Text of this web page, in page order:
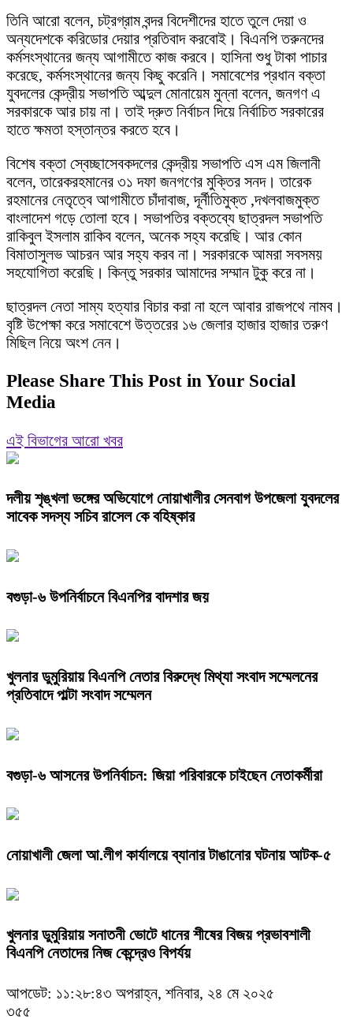
তিনি আরো বলেন, চট্রগ্রাম বন্দর বিদেশীদের হাতে তুলে দেয়া ও
অন্যদেশকে করিডোর দেয়ার প্রতিবাদ করবোই। বিএনপি তরুনদের
কর্মসংস্থানের জন্য আগামীতে কাজ করবে। হাসিনা শুধু টাকা পাচার
করেছে, কর্মসংস্থানের জন্য কিছু করেনি। সমাবেশের প্রধান বক্তা
যুবদলের কেন্দ্রীয় সভাপতি আব্দুল মোনায়েম মুন্না বলেন, জনগণ এ
সরকারকে আর চায় না। তাই দ্রুত নির্বাচন দিয়ে নির্বাচিত সরকারের
হাতে ক্ষমতা হস্তান্তর করতে হবে।
বিশেষ বক্তা স্বেচ্ছাসেবকদলের কেন্দ্রীয় সভাপতি এস এম জিলানী
বলেন, তারেকরহমানের ৩১ দফা জনগণের মুক্তির সনদ। তারেক
রহমানের নেতৃত্বে আগামীতে চাঁদাবাজ, দূর্নীতিমুক্ত ,দখলবাজমুক্ত
বাংলাদেশ গড়ে তোলা হবে। সভাপতির বক্তব্যে ছাত্রদল সভাপতি
রাকিবুল ইসলাম রাকিব বলেন, অনেক সহ্য করেছি। আর কোন
বিমাতাসুলভ আচরন আর সহ্য করব না। সরকারকে আমরা সবসময়
সহযোগিতা করেছি। কিন্তু সরকার আমাদের সম্মান টুকু করে না।
ছাত্রদল নেতা সাম্য হত্যার বিচার করা না হলে আবার রাজপথে নামব।
বৃষ্টি উপেক্ষা করে সমাবেশে উত্তরের ১৬ জেলার হাজার হাজার তরুণ
মিছিল নিয়ে অংশ নেন।
Please Share This Post in Your Social
Media
এই বিভাগের আরো খবর
দলীয় শৃঙ্খলা ভঙ্গের অভিযোগে নোয়াখালীর সেনবাগ উপজেলা যুবদলের
সাবেক সদস্য সচিব রাসেল কে বহিষ্কার
বগুড়া-৬ উপনির্বাচনে বিএনপির বাদশার জয়
খুলনার ডুমুরিয়ায় বিএনপি নেতার বিরুদ্ধে মিথ্যা সংবাদ সম্মেলনের
প্রতিবাদে পাল্টা সংবাদ সম্মেলন
বগুড়া-৬ আসনের উপনির্বাচন: জিয়া পরিবারকে চাইছেন নেতাকর্মীরা
নোয়াখালী জেলা আ.লীগ কার্যালয়ে ব্যানার টাঙানোর ঘটনায় আটক-৫
খুলনার ডুমুরিয়ায় সনাতনী ভোটে ধানের শীষের বিজয় প্রভাবশালী
বিএনপি নেতাদের নিজ কেন্দ্রেও বিপর্যয়
আপডেট: ১১:২৮:৪৩ অপরাহ্ন, শনিবার, ২৪ মে ২০২৫
৩৫৫